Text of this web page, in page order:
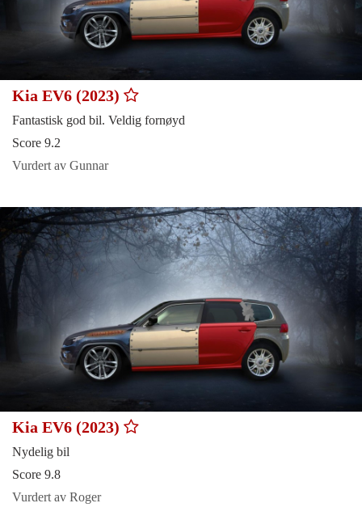
Kia EV6 (2023)
Fantastisk god bil. Veldig fornøyd
Score 9.2
Vurdert av Gunnar
Kia EV6 (2023)
Nydelig bil
Score 9.8
Vurdert av Roger